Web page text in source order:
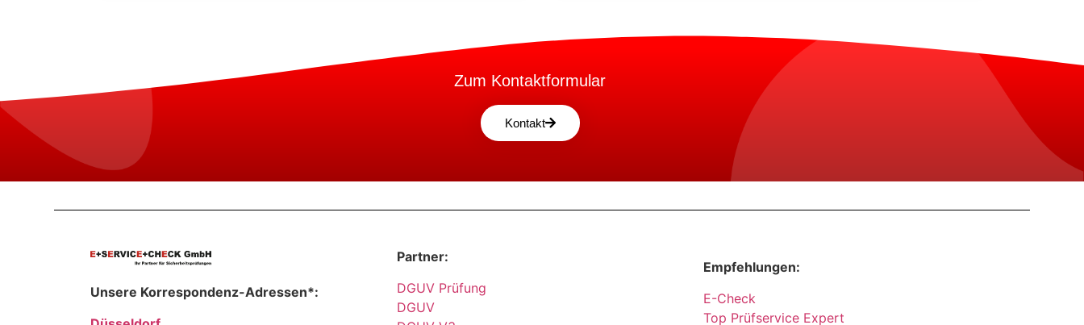
Zum Kontaktformular
Kontakt
Unsere Korrespondenz-Adressen*:
Partner:
DGUV Prüfung
DGUV
Empfehlungen:
E-Check
Top Prüfservice Expert